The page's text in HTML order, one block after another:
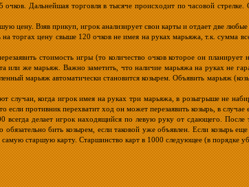
очков. Дальнейшая торговля в тысяче происходит по часовой
цену. Взяв прикуп, игрок анализирует свои карты и отдает две
на торгах цену свыше 120 очков не имея на руках марьяжа, т.к. сумма
стоимость игры (то количество очков которое он
или же марьяж. Важно заметить, что наличие марьяжа на руках не
марьяж автоматически становится козырем. Объявить марьяж
случаи, когда игрок имея на руках три марьяжа, в розыгрыше не
противник перехватит ход он может перезаявить козырь, в случае
делает игрок находящийся по левую руку от сдающего. После
обязательно бить козырем, если таковой уже объявлен. Если козырь
старшую карту. Старшинство карт в 1000 следующее (в порядке